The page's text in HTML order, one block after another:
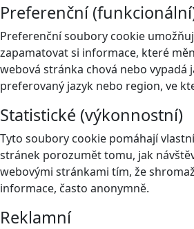
Preferenční
Preferenční soubory cookie
zapamatovat si informace, které
webová stránka chová nebo vypadá
preferovaný jazyk nebo region, ve
Statistické (výkonnostní)
Tyto soubory cookie pomáhají
stránek porozumět tomu, jak
webovými stránkami tím, že
informace, často anonymně.
Reklamní